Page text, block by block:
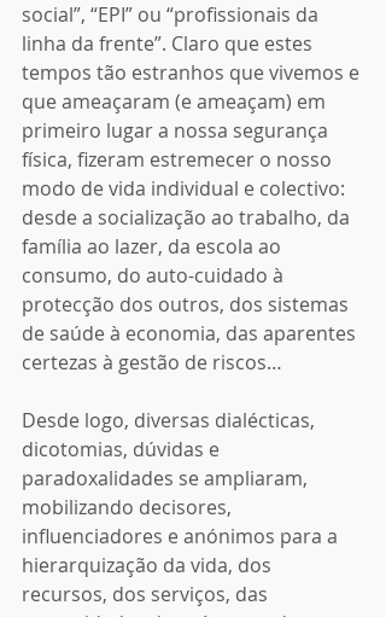
social”, “EPI” ou “profissionais da
linha da frente”. Claro que estes
tempos tão estranhos que vivemos e
que ameaçaram (e ameaçam) em
primeiro lugar a nossa segurança
física, fizeram estremecer o nosso
modo de vida individual e colectivo:
desde a socialização ao trabalho, da
família ao lazer, da escola ao
consumo, do auto-cuidado à
protecção dos outros, dos sistemas
de saúde à economia, das aparentes
certezas à gestão de riscos…
Desde logo, diversas dialécticas,
dicotomias, dúvidas e
paradoxalidades se ampliaram,
mobilizando decisores,
influenciadores e anónimos para a
hierarquização da vida, dos
recursos, dos serviços, das